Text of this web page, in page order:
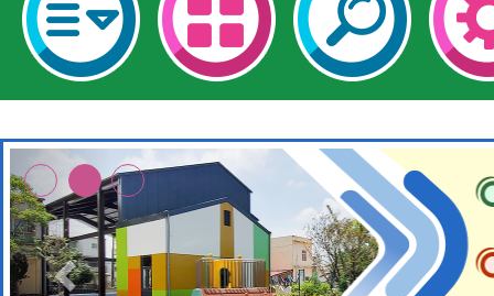
本校115學年度第2次
招甄選結果公告(無人
適應運動共學行動站研